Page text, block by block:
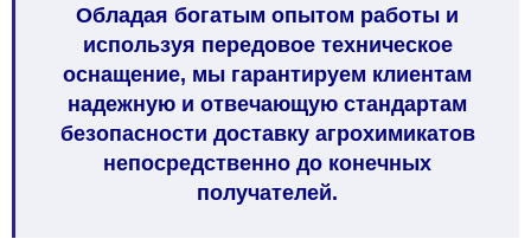
Обладая богатым опытом работы и
используя передовое техническое
оснащение, мы гарантируем клиентам
надежную и отвечающую стандартам
безопасности доставку агрохимикатов
непосредственно до конечных
получателей.